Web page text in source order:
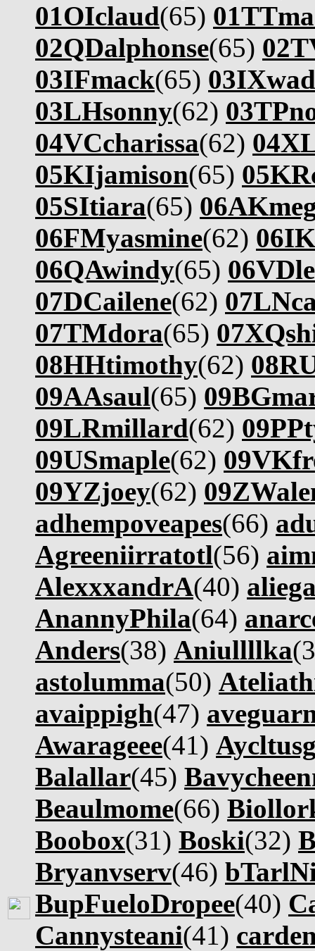
01OIclaud(65)
02QDalphonse(65)
03IFmack(65)
03LHsonny(62)
04VCcharissa(62)
05KIjamison(65)
05SItiara(65)
06FMyasmine(62)
06QAwindy(65)
07DCailene(62)
07TMdora(65)
08HHtimothy(62)
09AAsaul(65)
09LRmillard(62)
09USmaple(62)
09YZjoey(62)
adhempoveapes(66)
Agreeniirratotl(56)
AlexxxandrA(40)
AnannyPhila(64)
Anders(38) Aniullllka
astolumma(50)
avaippigh(47)
Awarageee(41)
Balallar(45)
Beaulmome(66)
Boobox(31) Boski(32)
Bryanvserv(46)
BupFueloDropee(40)
Cannysteani(41)